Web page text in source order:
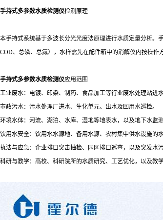
手持式多参数水质检测仪检测原理
本手持式系统基于多波长分光光度法原理进行水质定量分析。
COD、总磷、总氮），水样需先在配件箱中的消解仪内按操
手持式多参数水质检测仪应用范围
工业废水：电镀、印染、制药、食品加工等行业废水处理站进
市政污水：污水处理厂进水、生化单元、出水及回用水巡检。
环境水体：河流、湖泊、水库、湿地等地表水，以及地下水监
饮用水安全：饮用水水源地、备用水源、农村集中供水设施的水
执法与应急：企业排口突击抽检、园区排口巡查，以及突发水
科研与教学：高校、科研院所的水质研究、工艺优化，以及教